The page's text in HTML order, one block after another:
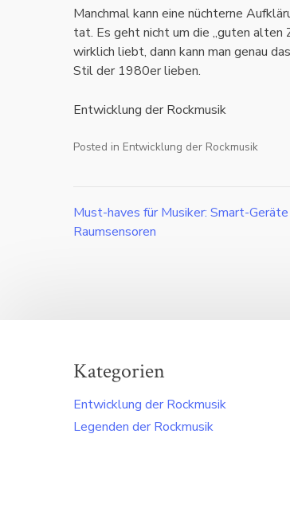
Manchmal kann eine nüchterne
tat. Es geht nicht um die „guten alten
wirklich liebt, dann kann man genau
Stil der 1980er lieben.
Entwicklung der Rockmusik
Posted in Entwicklung der Rockmusik
Beitragsnavigation
Must-haves für Musiker: Smart-
Raumsensoren
Kategorien
Entwicklung der Rockmusik
Legenden der Rockmusik